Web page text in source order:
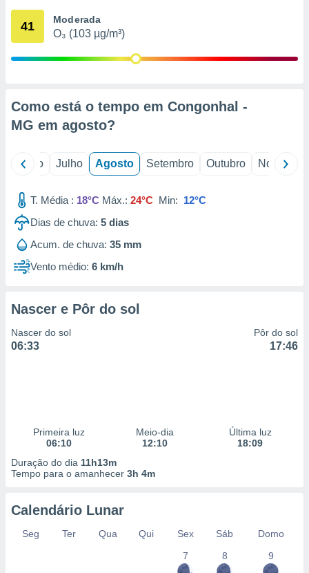
através
1199
41 Moderada
O₃ (103 µg/m³)
Como está o tempo em Congonhal -
MG em agosto?
Junho Julho Agosto Setembro Outubro Novembro
T. Média : 18°C Máx.: 24°C Min: 12°C
Dias de chuva: 5 dias
Acum. de chuva: 35 mm
Vento médio: 6 km/h
Nascer e Pôr do sol
Nascer do sol
06:33
Pôr do sol
17:46
Primeira luz
06:10
Meio-dia
12:10
Última luz
18:09
Duração do dia 11h13m
Tempo para o amanhecer 3h 4m
Calendário Lunar
Seg Ter Qua Qui Sex Sáb
Domo
7
8 9